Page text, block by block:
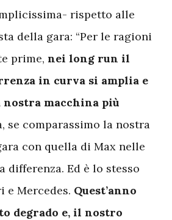
rispetto alle
della gara: “Per le ragioni
prime, nei long run il
in curva si amplia e
nostra macchina più
se comparassimo la nostra
con quella di Max nelle
differenza. Ed è lo stesso
e Mercedes. Quest’anno
degrado e, il nostro